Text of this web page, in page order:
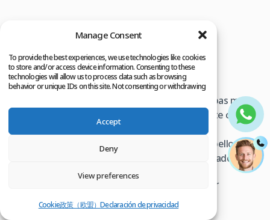
Manage Consent
To provide the best experiences, we use technologies like cookies
to store and/or access device information. Consenting to these
technologies will allow us to process data such as browsing
behavior or unique IDs on this site. Not consenting or withdrawing
Accept
Deny
View preferences
Cookie政策（欧盟）Declaración de privacidad
EL PERKUTAN
La apertura de microcanales es una de las etapas más
importantes de un procedimiento de trasplante capilar,
ya que requiere experiencia y precisión para
determinar la dirección del crecimiento del cabello y
lograr un aspecto natural en el cabello implantado.
Actualmente existen varios métodos para abrir
microcanales: Perkutan, Zafiro y Choi pens.